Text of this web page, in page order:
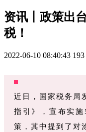
资讯丨政策出
税！
2022-06-10 08:40:43 193
近日，国家税务局
指引》，宣布实
策，其中提到了